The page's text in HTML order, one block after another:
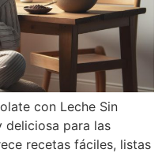
con Leche Sin
deliciosa para las
recetas fáciles, listas